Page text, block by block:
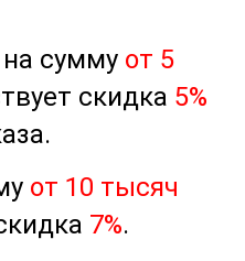
сумму от 5
скидка 5%
от 10 тысяч
7%.